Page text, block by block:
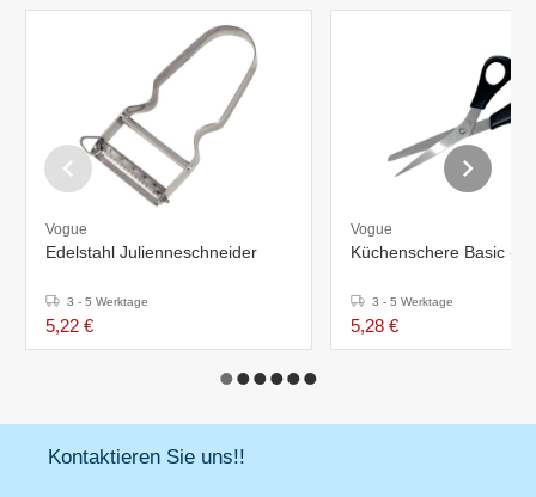
Vogue
Edelstahl Julienneschneider
3 - 5 Werktage
5,22 €
Vogue
Küchenschere Basic -
3 - 5 Werktage
5,28 €
Kontaktieren Sie uns!!